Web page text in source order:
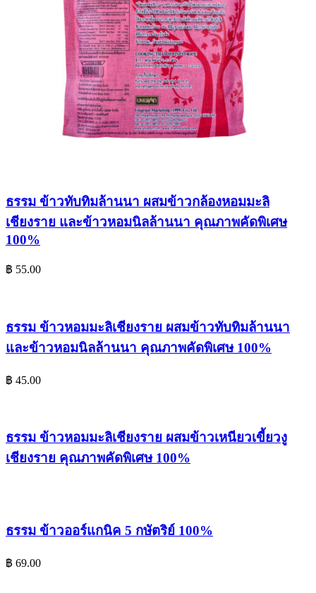
ธรรม ข้าวทับทิมล้านนา ผสมข้าวกล้องหอมมะลิ
เชียงราย และข้าวหอมนิลล้านนา คุณภาพคัดพิเศษ
100%
฿ 55.00
ธรรม ข้าวหอมมะลิเชียงราย ผสมข้าวทับทิมล้านนา
และข้าวหอมนิลล้านนา คุณภาพคัดพิเศษ 100%
฿ 45.00
ธรรม ข้าวหอมมะลิเชียงราย ผสมข้าวเหนียวเขี้ยวงู
เชียงราย คุณภาพคัดพิเศษ 100%
ธรรม ข้าวออร์แกนิค 5 กษัตริย์ 100%
฿ 69.00